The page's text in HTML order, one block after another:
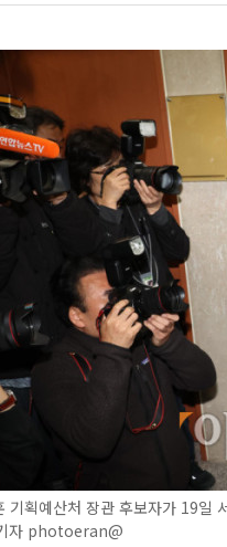
획예산처 장관 후보자가 19일
자 photoeran@